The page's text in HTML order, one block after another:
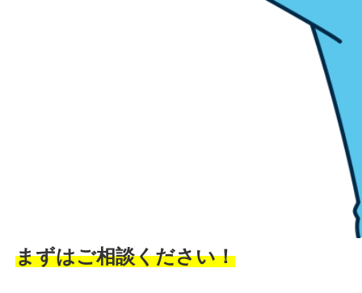
まずはご相談ください！